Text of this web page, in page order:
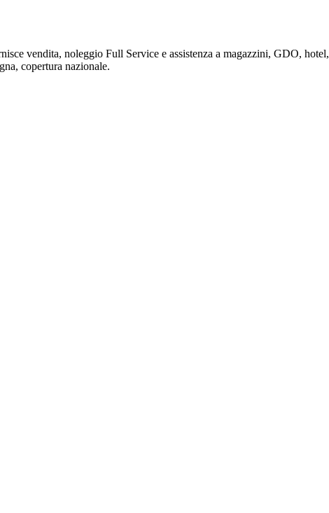
vendita, noleggio Full Service e assistenza a magazzini, GDO,
copertura nazionale.